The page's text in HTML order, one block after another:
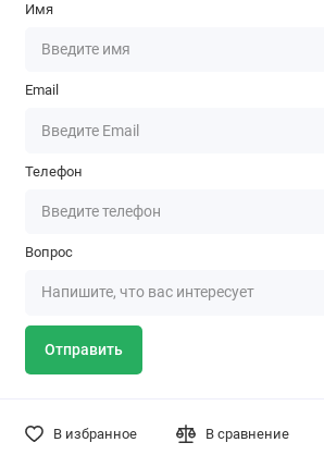
Имя
Email
Телефон
Вопрос
Отправить
В избранное В сравнение